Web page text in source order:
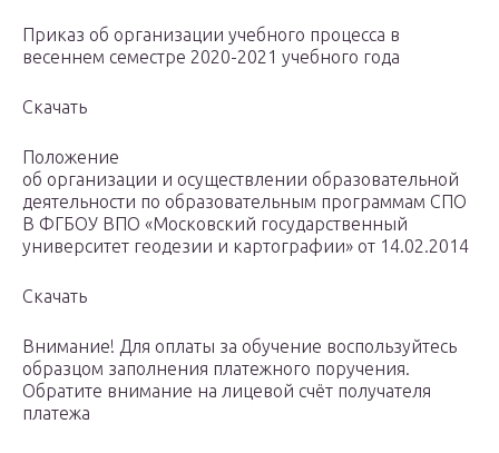
Приказ об организации учебного процесса в
весеннем семестре 2020-2021 учебного года
Скачать
Положение
об организации и осуществлении образовательной
деятельности по образовательным программам СПО
В ФГБОУ ВПО «Московский государственный
университет геодезии и картографии» от 14.02.2014
Скачать
Внимание! Для оплаты за обучение воспользуйтесь
образцом заполнения платежного поручения.
Обратите внимание на лицевой счёт получателя
платежа